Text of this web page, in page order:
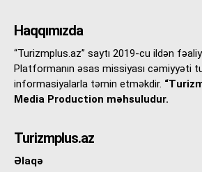
Haqqımızda
“Turizmplus.az” saytı 2019-cu ildən
Platformanın əsas missiyası cəmiyyəti
informasiyalarla təmin etməkdir.
Media Production məhsuludur.
Turizmplus.az
Əlaqə